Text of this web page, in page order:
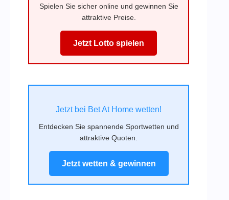
Spielen Sie sicher online und gewinnen Sie
attraktive Preise.
Jetzt Lotto spielen
Jetzt bei Bet At Home wetten!
Entdecken Sie spannende Sportwetten und
attraktive Quoten.
Jetzt wetten & gewinnen